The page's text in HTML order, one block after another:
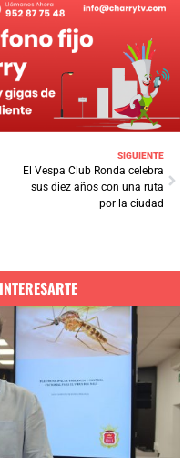
SIGUIENTE
El Vespa Club Ronda celebra
sus diez años con una ruta
por la ciudad